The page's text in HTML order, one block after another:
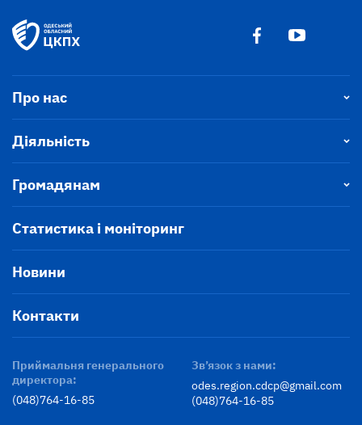
Про нас
Діяльність
Громадянам
Статистика і моніторинг
Новини
Контакти
Приймальня генерального
директора:
(048)764-16-85
Зв’язок з нами:
odes.region.cdcp@gmail.com
(048)764-16-85